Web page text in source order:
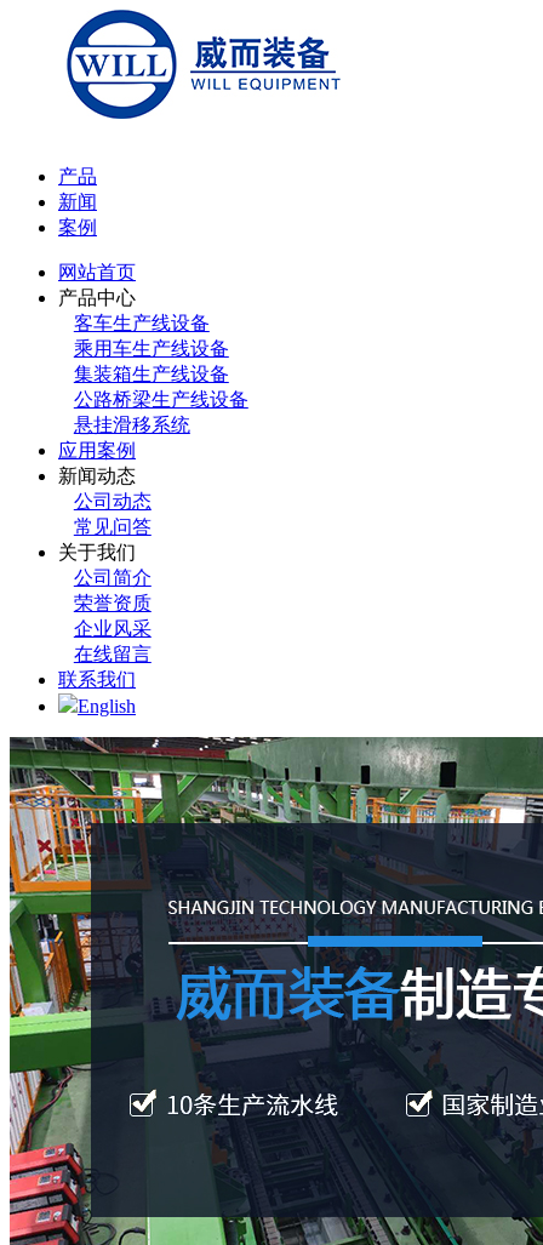
产品
新闻
案例
网站首页
产品中心
客车生产线设备
乘用车生产线设备
集装箱生产线设备
公路桥梁生产线设备
悬挂滑移系统
应用案例
新闻动态
公司动态
常见问答
关于我们
公司简介
荣誉资质
企业风采
在线留言
联系我们
English